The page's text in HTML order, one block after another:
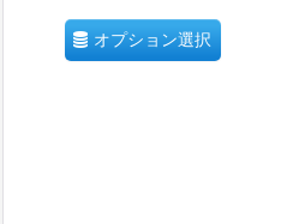
オプション選択